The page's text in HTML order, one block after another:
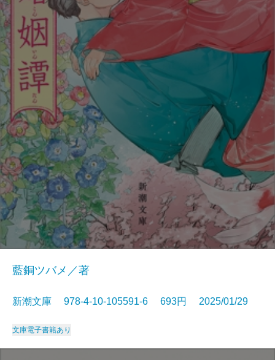
藍銅ツバメ／著
新潮文庫 978-4-10-105591-6 693円 2025/01/29
文庫電子書籍あり